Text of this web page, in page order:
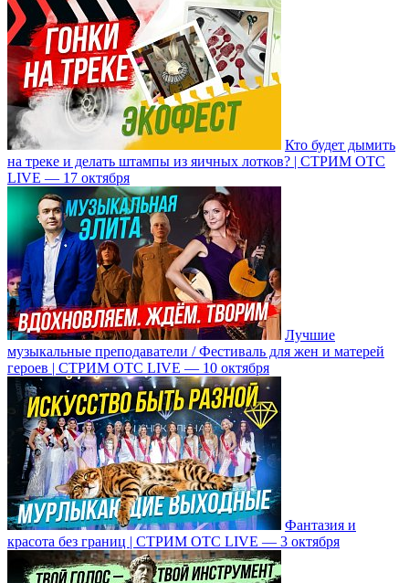
Кто будет дымить
на треке и делать штампы из яичных лотков? | СТРИМ ОТС
LIVE — 17 октября
Лучшие
музыкальные преподаватели / Фестиваль для жен и матерей
героев | СТРИМ ОТС LIVE — 10 октября
Фантазия и
красота без границ | СТРИМ ОТС LIVE — 3 октября